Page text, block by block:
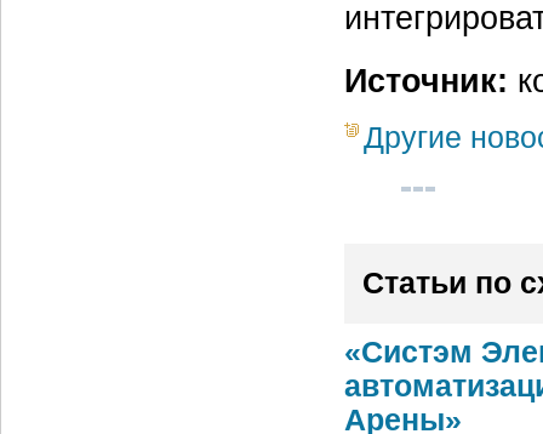
Источник:
Другие
Статьи по
«Систэм
Арены»